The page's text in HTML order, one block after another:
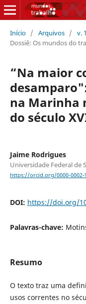
Início / Arquivos / v.
Dossiê: Os mundos do
“Na maior
na Marinha
do século
Jaime Rodrigues
Universidade Federal de
https://orcid.org/0000-0002-
DOI: https://doi.org/
Palavras-chave:
Resumo
O texto traz uma
usos correntes no